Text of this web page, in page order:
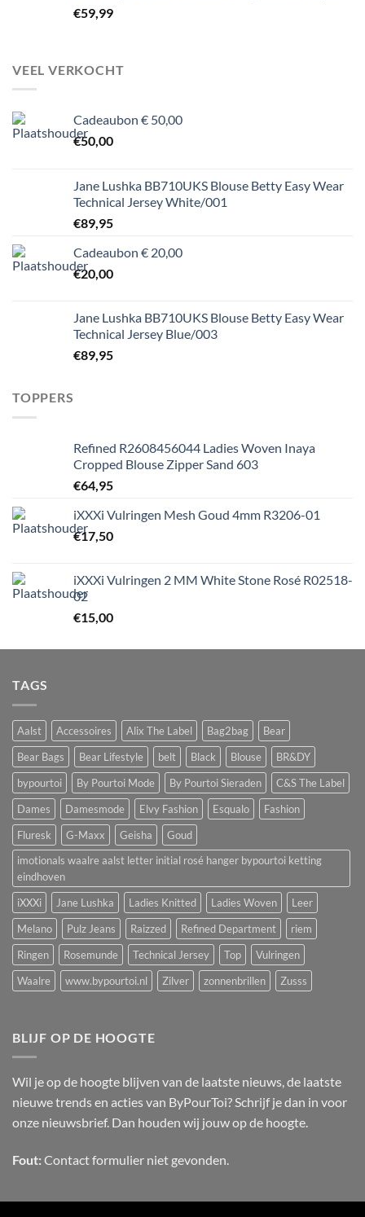
€59,99
VEEL VERKOCHT
Cadeaubon € 50,00
€50,00
Jane Lushka BB710UKS Blouse Betty Easy Wear
Technical Jersey White/001
€89,95
Cadeaubon € 20,00
€20,00
Jane Lushka BB710UKS Blouse Betty Easy Wear
Technical Jersey Blue/003
€89,95
TOPPERS
Refined R2608456044 Ladies Woven Inaya
Cropped Blouse Zipper Sand 603
€64,95
iXXXi Vulringen Mesh Goud 4mm R3206-01
€17,50
iXXXi Vulringen 2 MM White Stone Rosé R02518-
02
€15,00
TAGS
Aalst Accessoires Alix The Label Bag2bag
Bear
Bear Bags
Bear Lifestyle belt Black Blouse
BR&DY
bypourtoi
By Pourtoi Mode By Pourtoi Sieraden
C&S The Label
Dames
Damesmode Elvy Fashion Esqualo
Fashion
Fluresk
G-Maxx Geisha
Goud
imotionals waalre aalst letter initial rosé hanger bypourtoi ketting
eindhoven
iXXXi
Jane Lushka Ladies Knitted Ladies Woven
Leer
Melano
Pulz Jeans Raizzed Refined Department
riem
Ringen
Rosemunde Technical Jersey Top
Vulringen
Waalre
www.bypourtoi.nl Zilver zonnenbrillen Zusss
BLIJF OP DE HOOGTE
Wil je op de hoogte blijven van de laatste nieuws, de laatste
nieuwe trends en acties van ByPourToi? Schrijf je dan in voor
onze nieuwsbrief. Dan houden wij jouw op de hoogte.
Fout: Contact formulier niet gevonden.